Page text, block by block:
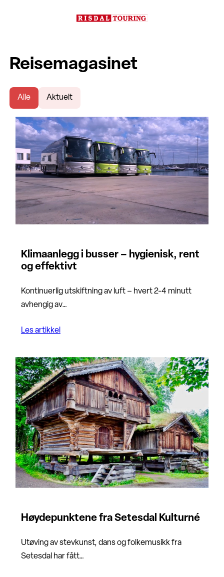
Reisemagasinet
Alle Aktuelt
Klimaanlegg i busser – hygienisk, rent
og effektivt
Kontinuerlig utskiftning av luft – hvert 2-4 minutt
avhengig av…
Les artikkel
Høydepunktene fra Setesdal Kulturné
Utøving av stevkunst, dans og folkemusikk fra
Setesdal har fått…